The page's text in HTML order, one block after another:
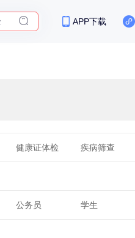
APP下载
健康证体检 疾病筛查
公务员 学生